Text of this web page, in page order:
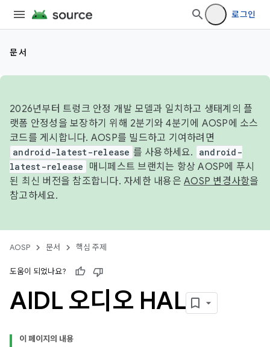
로그인
문서
2026년부터 트렁크 안정 개발 모델과 일치하고 생태계의 플
랫폼 안정성을 보장하기 위해 2분기와 4분기에 AOSP에 소스
코드를 게시합니다. AOSP를 빌드하고 기여하려면
android-latest-release 를 사용하세요.
android-
latest-release
매니페스트 브랜치는 항상 AOSP에 푸시
된 최신 버전을 참조합니다. 자세한 내용은 AOSP 변경사항을
참고하세요.
AOSP 문서 핵심 주제
도움이 되었나요?
AIDL 오디오 HAL
이 페이지의 내용